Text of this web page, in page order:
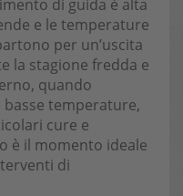
di guida è alta
e le temperature
per un’uscita
la stagione fredda e
quando
temperature,
cure e
è il momento ideale
di